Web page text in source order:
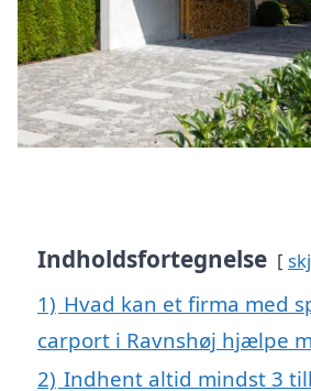
Indholdsfortegnelse
1) Hvad kan et firma med
carport i Ravnshøj hjælpe
2) Indhent altid mindst 3